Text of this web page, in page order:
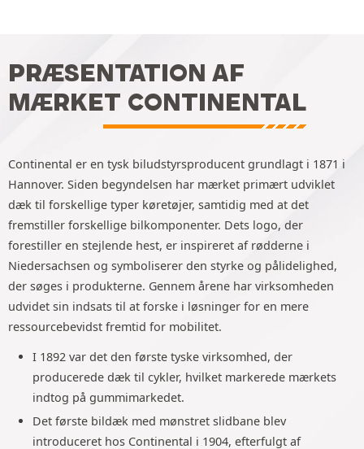
PRÆSENTATION AF
MÆRKET CONTINENTAL
Continental er en tysk biludstyrsproducent grundlagt i 1871 i
Hannover. Siden begyndelsen har mærket primært udviklet
dæk til forskellige typer køretøjer, samtidig med at det
fremstiller forskellige bilkomponenter. Dets logo, der
forestiller en stejlende hest, er inspireret af rødderne i
Niedersachsen og symboliserer den styrke og pålidelighed,
der søges i produkterne. Gennem årene har virksomheden
udvidet sin indsats til at forske i løsninger for en mere
ressourcebevidst fremtid for mobilitet.
I 1892 var det den første tyske virksomhed, der
producerede dæk til cykler, hvilket markerede mærkets
indtog på gummimarkedet.
Det første bildæk med mønstret slidbane blev
introduceret hos Continental i 1904, efterfulgt af